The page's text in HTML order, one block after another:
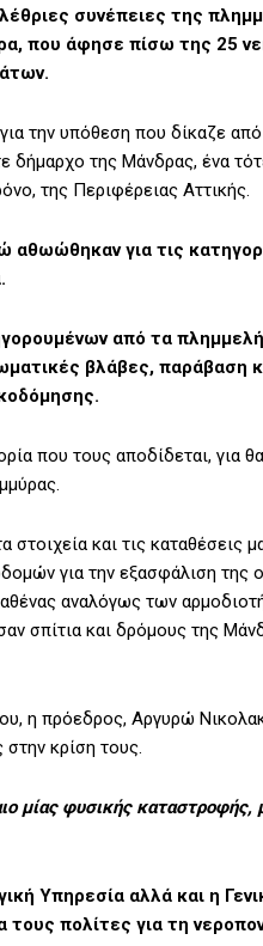
συνέπειες της
που άφησε πίσω της 25
την υπόθεση που δίκαζε
δήμαρχο της Μάνδρας, ένα
της Περιφέρειας Αττικής.
αθωώθηκαν για τις
από τα
βλάβες, παράβαση
που τους αποδίδεται, για
και τις καταθέσεις
για την εξασφάλιση της
αναλόγως των
σπίτια και δρόμους της
η πρόεδρος, Αργυρώ
κρίση τους.
μίας φυσικής καταστροφής,
Υπηρεσία αλλά και η
πολίτες για τη